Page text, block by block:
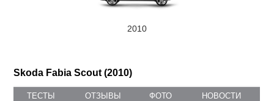
2010
Skoda Fabia Scout (2010)
ТЕСТЫ ОТЗЫВЫ ФОТО НОВОСТИ